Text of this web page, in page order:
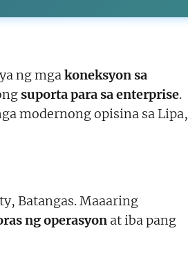
ng mgakoneksyon sa
suporta para sa enterprise.
modernong opisina sa Lipa,
Batangas. Maaaring
ng operasyon at iba pang